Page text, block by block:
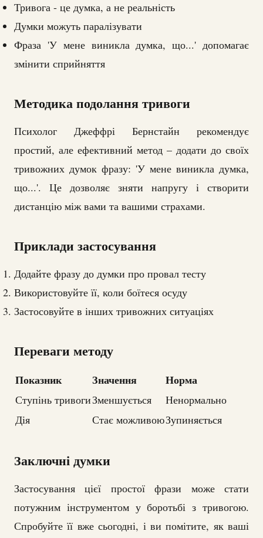
Тривога - це думка, а не реальність
Думки можуть паралізувати
Фраза 'У мене виникла думка, що...' допомагає
змінити сприйняття
Методика подолання тривоги
Психолог Джеффрі Бернстайн рекомендує
простий, але ефективний метод – додати до своїх
тривожних думок фразу: 'У мене виникла думка,
що...'. Це дозволяє зняти напругу і створити
дистанцію між вами та вашими страхами.
Приклади застосування
Додайте фразу до думки про провал тесту
Використовуйте її, коли боїтеся осуду
Застосовуйте в інших тривожних ситуаціях
Переваги методу
Показник Значення Норма
Ступінь тривогиЗменшується
Ненормально
Дія
Стає можливоюЗупиняється
Заключні думки
Застосування цієї простої фрази може стати
потужним інструментом у боротьбі з тривогою.
Спробуйте її вже сьогодні, і ви помітите, як ваші